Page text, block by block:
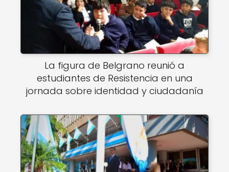
La figura de Belgrano reunió a
estudiantes de Resistencia en una
jornada sobre identidad y ciudadanía